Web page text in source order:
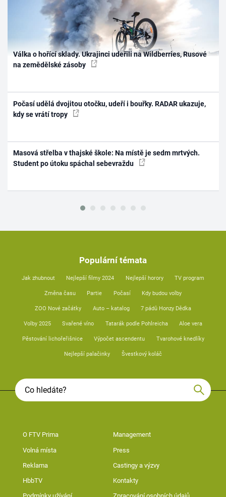
Válka o hořící sklady. Ukrajinci udeřili na Wildberries, Rusové
na zemědělské zásoby
Počasí udělá dvojitou otočku, udeří i bouřky. RADAR ukazuje,
kdy se vrátí tropy
Masová střelba v thajské škole: Na místě je sedm mrtvých.
Student po útoku spáchal sebevraždu
Populární témata
Jak zhubnout Nejlepší filmy 2024 Nejlepší horory TV program
Změna času Partie Počasí Kdy budou volby
ZOO Nové začátky Auto – katalog 7 pádů Honzy Dědka
Volby 2025 Svařené víno Tatarák podle Pohlreicha Aloe vera
Pěstování lichořeřišnice Výpočet ascendentu Tvarohové knedlíky
Nejlepší palačinky Švestkový koláč
O FTV Prima Management
Volná místa Press
Reklama Castingy a výzvy
HbbTV Kontakty